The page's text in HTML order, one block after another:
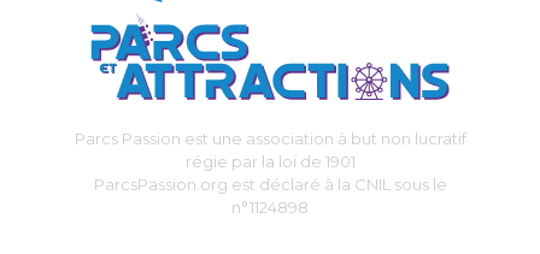
Parcs Passion est une association à but non lucratif
régie par la loi de 1901
ParcsPassion.org est déclaré à la CNIL sous le
n°1124898